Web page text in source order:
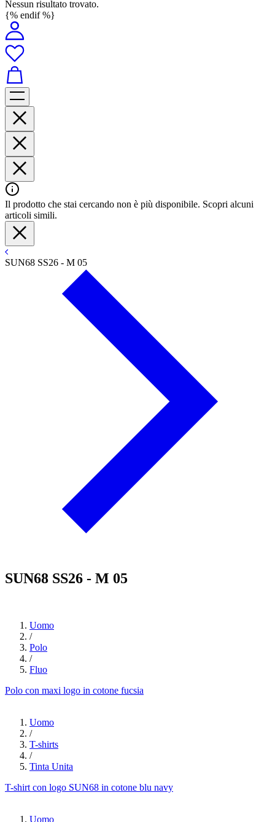
Nessun risultato trovato.
{% endif %}
Il prodotto che stai cercando non è più disponibile. Scopri alcuni
articoli simili.
SUN68 SS26 - M 05
SUN68 SS26 - M 05
Uomo
/
Polo
/
Fluo
Polo con maxi logo in cotone fucsia
Uomo
/
T-shirts
/
Tinta Unita
T-shirt con logo SUN68 in cotone blu navy
Uomo